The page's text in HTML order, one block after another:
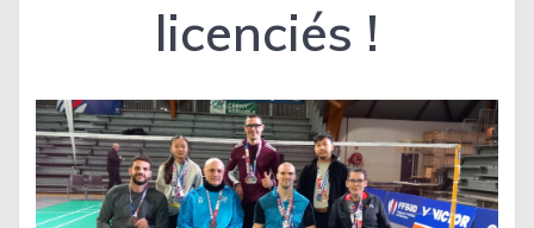
licenciés !